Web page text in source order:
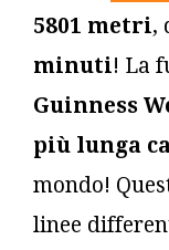
5801 metri,
minuti! La
Guinness
più lunga
mondo!
linee